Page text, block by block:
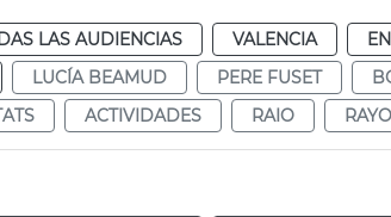
LAS AUDIENCIAS VALENCIA
LUCÍA BEAMUD PERE FUSET
ACTIVIDADES RAIO RAYO